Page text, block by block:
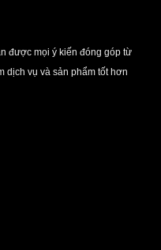
được mọi ý kiến đóng góp từ
dịch vụ và sản phẩm tốt hơn